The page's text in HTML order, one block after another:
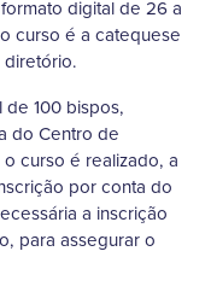
digital de 26 a
curso é a catequese
diretório.
100 bispos,
do Centro de
curso é realizado, a
por conta do
a inscrição
para assegurar o